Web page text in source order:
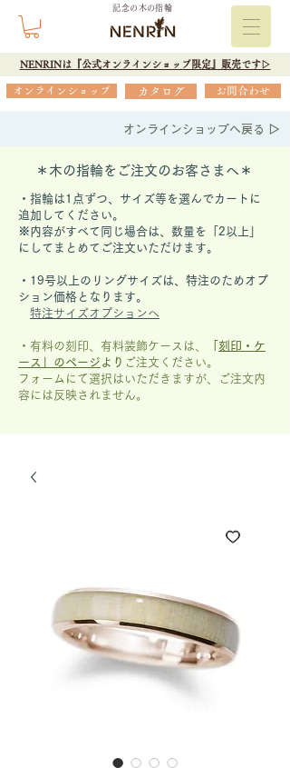
記念の木の指輪
NENRINは『公式オンラインショップ限定』販売です▷
オンラインショップ カタログ お問合わせ
オンラインショップへ戻る ▷
＊木の指輪をご注文のお客さまへ＊
・指輪は1点ずつ、サイズ等を選んでカートに
追加してください。
※内容がすべて同じ場合は、数量を「2以上」
にしてまとめてご注文いただけます。
​・19号以上のリングサイズは、特注のためオプ
ション価格となります。
特注サイズオプションへ
・有料の刻印、有料装飾ケースは、
刻印・ケ
ース」のページ より ご注文ください。
フォームにて選択はいただきますが、
ご注文内
容には反映されません。